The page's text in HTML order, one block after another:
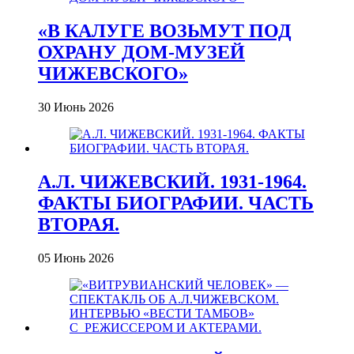
«В КАЛУГЕ ВОЗЬМУТ ПОД
ОХРАНУ ДОМ-МУЗЕЙ
ЧИЖЕВСКОГО»
30 Июнь 2026
А.Л. ЧИЖЕВСКИЙ. 1931-1964.
ФАКТЫ БИОГРАФИИ. ЧАСТЬ
ВТОРАЯ.
05 Июнь 2026